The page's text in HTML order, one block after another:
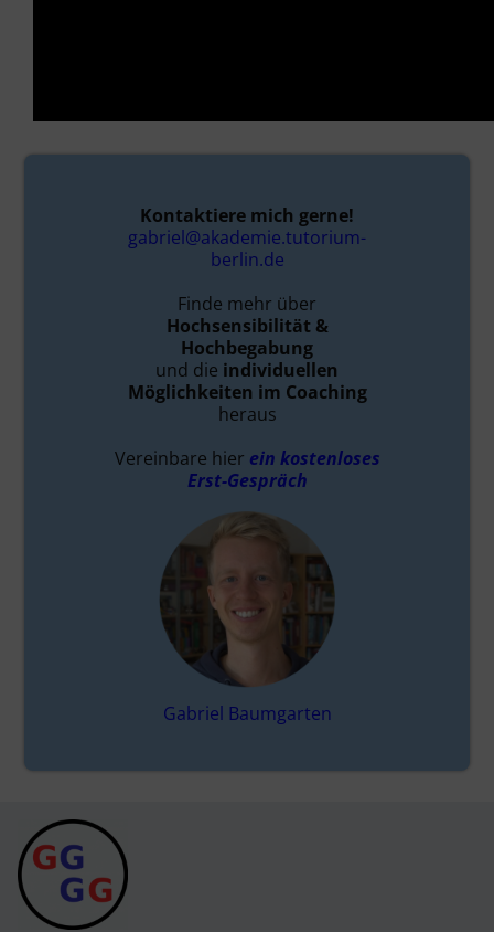
Kontaktiere mich gerne!
gabriel@akademie.tutorium-
berlin.de
Finde mehr über
Hochsensibilität &
Hochbegabung
und die individuellen
Möglichkeiten im Coaching
heraus
Vereinbare hier ein kostenloses
Erst-Gespräch
Gabriel Baumgarten